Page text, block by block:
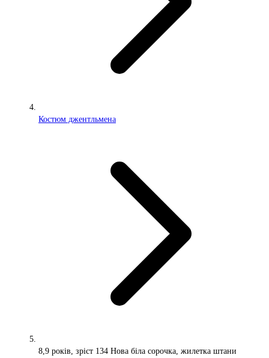
Костюм джентльмена
8,9 років, зріст 134 Нова біла сорочка, жилетка штани